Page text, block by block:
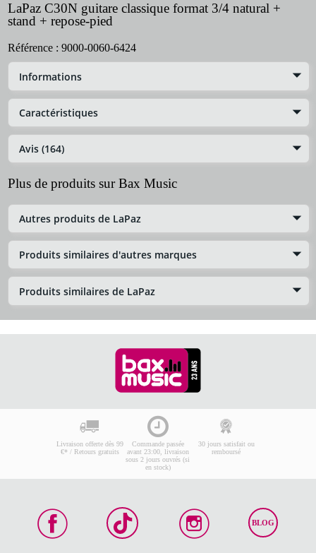
LaPaz C30N guitare classique format 3/4 natural +
stand + repose-pied
Référence : 9000-0060-6424
Informations
Caractéristiques
Avis (164)
Plus de produits sur Bax Music
Autres produits de LaPaz
Produits similaires d'autres marques
Produits similaires de LaPaz
Livraison offerte dès 99
€* / Retours gratuits
Commande passée
avant 23:00, livraison
sous 2 jours ouvrés (si
en stock)
30 jours satisfait ou
remboursé
BLOG